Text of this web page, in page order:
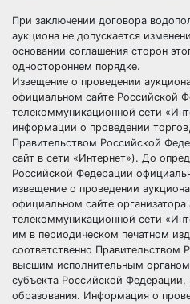
При заключении договора
аукциона не допускается
основании соглашения сторон
одностороннем порядке.
Извещение о проведении
официальном сайте Российской
телекоммуникационной сети
информации о проведении
Правительством Российской
сайт в сети «Интернет»). До
Российской Федерации
извещение о проведении
официальном сайте
телекоммуникационной сети
им в периодическом печатном
соответственно Правительством
высшим исполнительным органом
субъекта Российской Федерации,
образования. Информация о